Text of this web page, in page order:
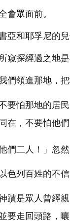
會眾面前。
亞和耶孚尼的
窺探經過之地是
們領進那地，
要怕那地的居
在，不要怕他們
們二人！」忽
色列百姓的不
蹟是眾人曾經
要走回頭路，